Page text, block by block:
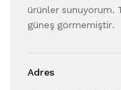
ürünler sunuyorum.
güneş görmemiştir.
Adres